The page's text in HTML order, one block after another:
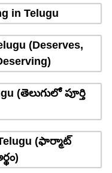
in Telugu
(Deserves,
(తెలుగులో పూర్తి
(ఫార్మాట్